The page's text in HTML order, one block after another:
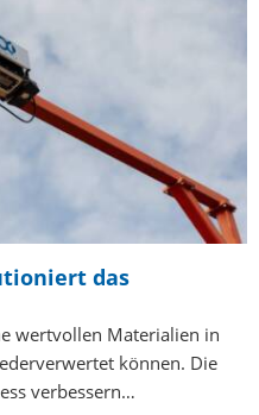
das
wertvollen Materialien in
können. Die
verbessern…